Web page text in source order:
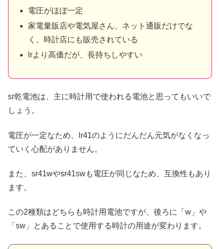
電圧がほぼ一定
家電量販店や電気屋さん、ネット通販だけでな
く、時計店にも販売されている
lrより高価だが、長持ちしやすい
sr乾電池は、主に時計用で使われる電池と思ってもいいで
しょう。
電圧が一定なため、lr41のようにだんだん元気がなくなっ
ていく心配がありません。
また、sr41wやsr41swも電圧が同じなため、互換性もあり
ます。
この2種類はどちらも時計用電池ですが、後ろに「w」や
「sw」とあることで使用する時計の用途が変わります。